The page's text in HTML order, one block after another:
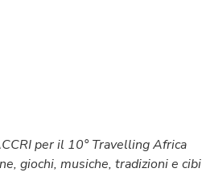
per il 10° Travelling Africa
giochi, musiche, tradizioni e cibi